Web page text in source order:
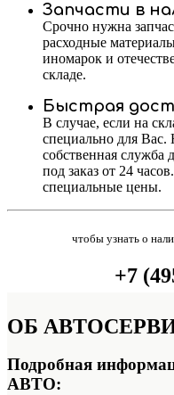
Запчасти в
Срочно нужна
расходные
иномарок и
складе.
Быстрая
В случае, если на
специально для Вас.
собственная служба
под заказ от 24
специальные цены.
чтобы узнать о
+7
ОБ
Подробная
АВТО: